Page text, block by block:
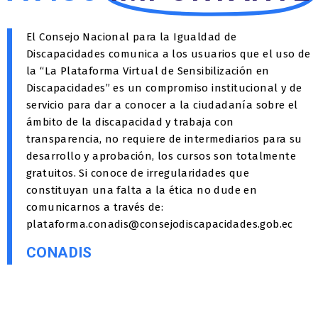
El Consejo Nacional para la Igualdad de
Discapacidades comunica a los usuarios que el uso de
la “La Plataforma Virtual de Sensibilización en
Discapacidades” es un compromiso institucional y de
servicio para dar a conocer a la ciudadanía sobre el
ámbito de la discapacidad y trabaja con
transparencia, no requiere de intermediarios para su
desarrollo y aprobación, los cursos son totalmente
gratuitos. Si conoce de irregularidades que
constituyan una falta a la ética no dude en
comunicarnos a través de:
plataforma.conadis@consejodiscapacidades.gob.ec
CONADIS